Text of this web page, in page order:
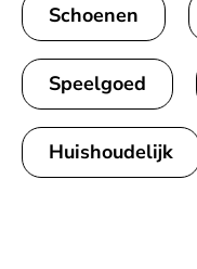
Schoenen
Speelgoed
Huishoudelijk